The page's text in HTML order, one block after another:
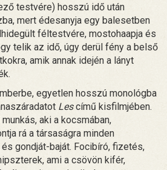
testvére) hosszú idő után
mert édesanyja egy balesetben
féltestvére, mostohaapja és
telik az idő, úgy derül fény a belső
amik annak idején a lányt
egyetlen hosszú monológba
Lescímű kisfilmjében.
aki a kocsmában,
rá a társaságra minden
gondját-baját. Focibíró, fizetés,
ami a csövön kifér,